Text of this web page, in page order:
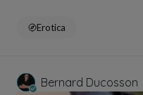
Erotica
Bernard Ducosson